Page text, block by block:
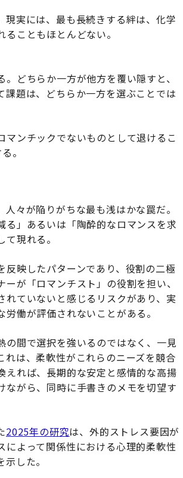
実には、最も長続きする絆は、化学
こともほとんどない。
どちらか一方が他方を覆い隠すと、
題は、どちらか一方を選ぶことでは
ンチックでないものとして退けるこ
。
々が陥りがちな最も浅はかな罠だ。
る」あるいは「陶酔的なロマンスを求
現れる。
映したパターンであり、役割の二極
が「ロマンチスト」の役割を担い、
ていないと感じるリスクがあり、実
働が評価されないことがある。
間で選択を強いるのではなく、一見
は、柔軟性がこれらのニーズを競合
えれば、長期的な安定と感情的な高揚
がら、同時に手書きのメモを切望す
2025年の研究は、外的ストレス要因が
よって関係性における心理的柔軟性
した。